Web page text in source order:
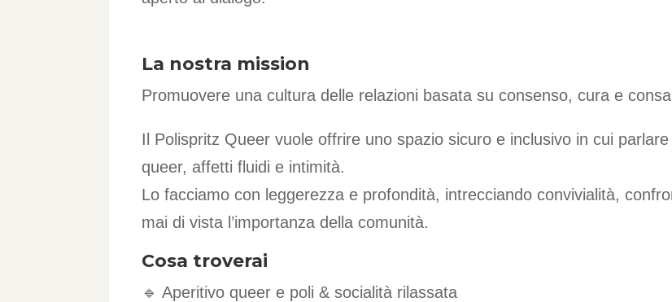
La nostra mission
Promuovere una cultura delle relazioni basata su consenso, cura e
Il Polispritz Queer vuole offrire uno spazio sicuro e inclusivo in cui
queer, affetti fluidi e intimità.
Lo facciamo con leggerezza e profondità, intrecciando convivialità,
mai di vista l’importanza della comunità.
Cosa troverai
🔹 Aperitivo queer e poli & socialità rilassata